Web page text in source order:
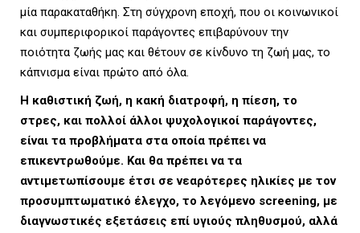
μία παρακαταθήκη. Στη σύγχρονη εποχή, που οι κοινωνικοί
και συμπεριφορικοί παράγοντες επιβαρύνουν την
ποιότητα ζωής μας και θέτουν σε κίνδυνο τη ζωή μας, το
κάπνισμα είναι πρώτο από όλα.
Η καθιστική ζωή, η κακή διατροφή, η πίεση, το
στρες, και πολλοί άλλοι ψυχολογικοί παράγοντες,
είναι τα προβλήματα στα οποία πρέπει να
επικεντρωθούμε. Και θα πρέπει να τα
αντιμετωπίσουμε έτσι σε νεαρότερες ηλικίες με τον
προσυμπτωματικό έλεγχο, το λεγόμενο screening, με
διαγνωστικές εξετάσεις επί υγιούς πληθυσμού, αλλά